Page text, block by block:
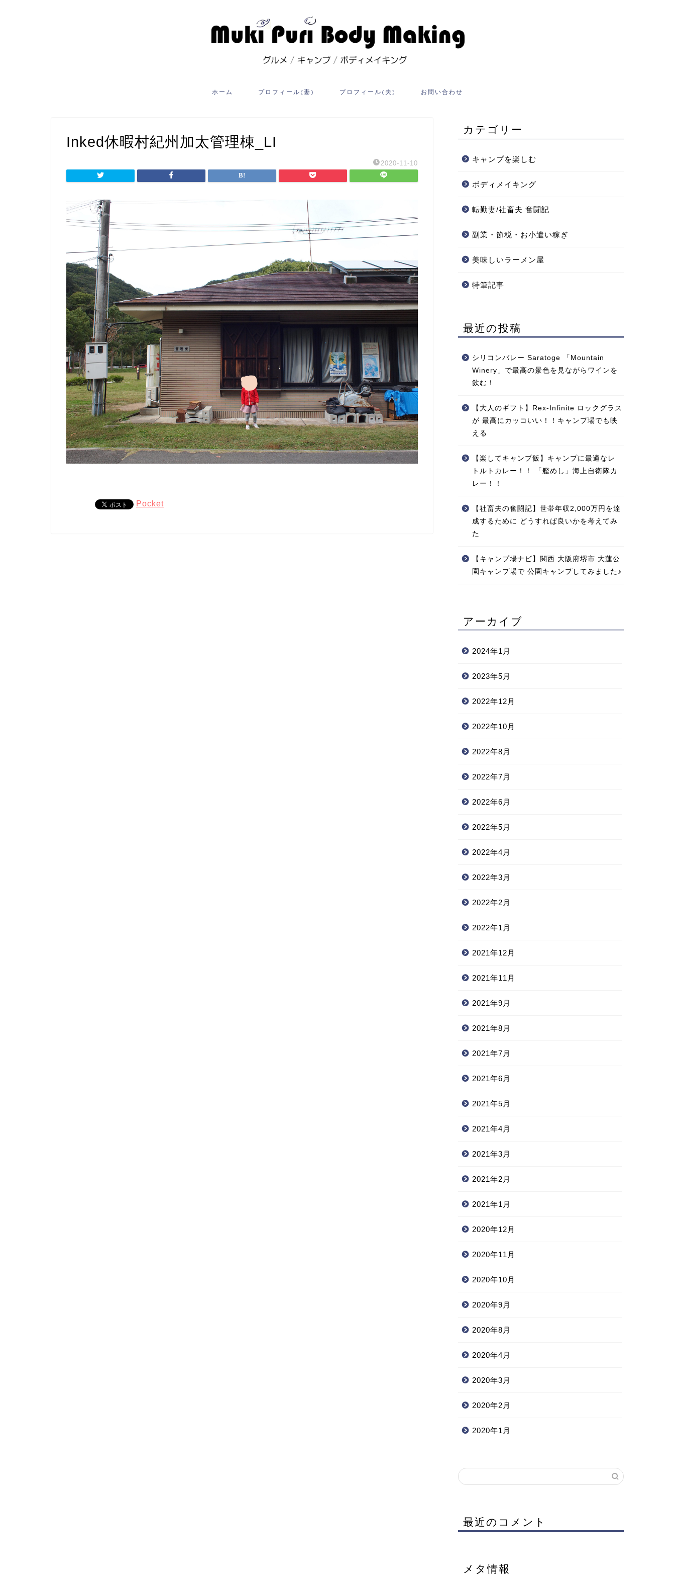
ホーム プロフィール(妻) プロフィール(夫) お問い合わせ
Inked休暇村紀州加太管理棟_LI
2020-11-10
Pocket
カテゴリー
キャンプを楽しむ
ボディメイキング
転勤妻/社畜夫 奮闘記
副業・節税・お小遣い稼ぎ
美味しいラーメン屋
特筆記事
最近の投稿
シリコンバレー Saratoge 「Mountain
Winery」で最高の景色を見ながらワインを
飲む！
【大人のギフト】Rex-Infinite ロックグラス
が 最高にカッコいい！！キャンプ場でも映
える
【楽してキャンプ飯】キャンプに最適なレ
トルトカレー！！ 「艦めし」海上自衛隊カ
レー！！
【社畜夫の奮闘記】世帯年収2,000万円を達
成するために どうすれば良いかを考えてみ
た
【キャンプ場ナビ】関西 大阪府堺市 大蓮公
園キャンプ場で 公園キャンプしてみました♪
アーカイブ
2024年1月
2023年5月
2022年12月
2022年10月
2022年8月
2022年7月
2022年6月
2022年5月
2022年4月
2022年3月
2022年2月
2022年1月
2021年12月
2021年11月
2021年9月
2021年8月
2021年7月
2021年6月
2021年5月
2021年4月
2021年3月
2021年2月
2021年1月
2020年12月
2020年11月
2020年10月
2020年9月
2020年8月
2020年4月
2020年3月
2020年2月
2020年1月
最近のコメント
メタ情報